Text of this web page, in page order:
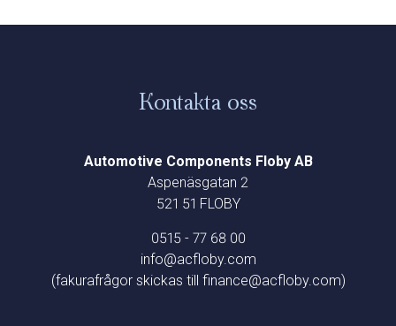
Kontakta oss
Automotive Components Floby AB
Aspenäsgatan 2
521 51 FLOBY
0515 - 77 68 00
info@acfloby.com
(fakurafrågor skickas till finance@acfloby.com)